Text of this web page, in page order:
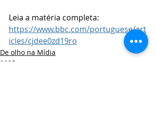
Leia a matéria completa:
https://www.bbc.com/portuguese/art
icles/cjdee0zd19ro
De olho na Mídia
2025